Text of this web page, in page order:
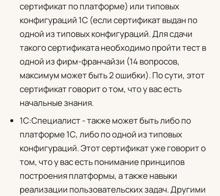
сертификат по платформе) или типовых
конфигураций 1С (если сертификат выдан по
одной из типовых конфигураций. Для сдачи
такого сертификата необходимо пройти тест в
одной из фирм-франчайзи (14 вопросов,
максимум может быть 2 ошибки). По сути, этот
сертификат говорит о том, что у вас есть
начальные знания.
1С:Специалист- также может быть либо по
платформе 1С, либо по одной из типовых
конфигураций. Этот сертификат уже говорит о
том, что у вас есть понимание принципов
построения платформы, а также навыки
реализации пользовательских задач. Другими